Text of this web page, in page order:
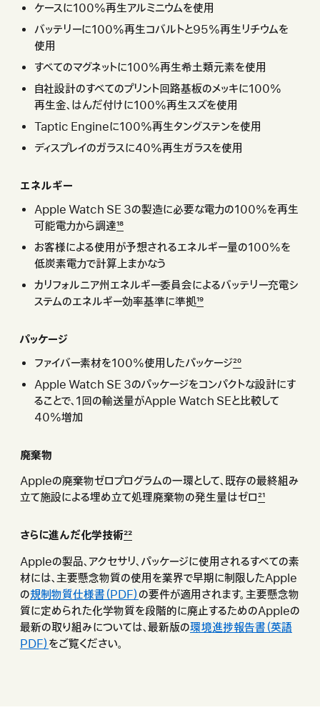
ケースに100%再生アルミニウムを使 用
バッテリーに100%再生コバルトと95%再生リチウムを
使 用
すべてのマグネットに100%再生希土類元素を使 用
自社設計のすべてのプリント回路基板のメッキに100%
再生金、はんだ付けに100%再生スズを使 用
Taptic Engineに100%再生タングステンを使 用
ディスプレイのガラスに40%再生ガラスを使 用
エネルギー
Apple Watch SE 3の製造に必要な電力の100%を再生
可能電力から調 達18
お客様による使用が予想されるエネルギー量の100%を
低炭素電力で計算上まかなう
カリフォルニア州エネルギー委員会によるバッテリー充電シ
ステムのエネルギー効率基準に準 拠19
パッケージ
ファイバー素材を100%使用したパ ッ ケ ー ジ20
Apple Watch SE 3のパッケージをコンパクトな設計にす
ることで、1回の輸送量がApple Watch SEと比較して
40%増 加
廃棄物
Appleの廃棄物ゼロプログラムの一環として、既存の最終組み
立て施設による埋め立て処理廃棄物の発生量はゼ ロ21
さらに進んだ化学技術22
Appleの製品、アクセサリ、パッケージに使用されるすべての素
材には、主要懸念物質の使用を業界で早期に制限したApple
の規制物質仕様書（PDF） の要件が適用されます。主要懸念物
質に定められた化学物質を段階的に廃止するためのAppleの
最新の取り組みについては、最新版の環境進捗報告書（英語
PDF） をご覧くださ い 。